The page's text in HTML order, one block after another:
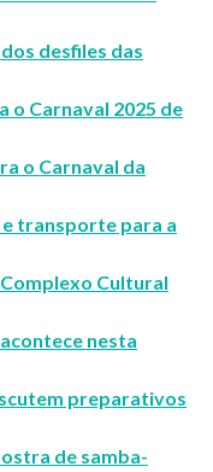
desfiles das
o Carnaval 2025 de
o Carnaval da
transporte para a
Cultural
nesta
preparativos
de samba-